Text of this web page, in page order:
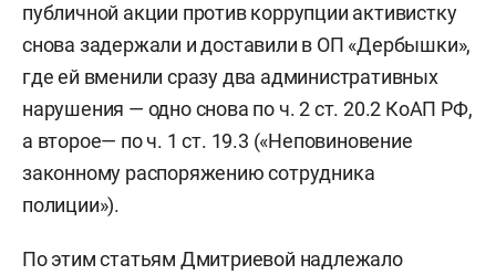
публичной акции против коррупции активистку
снова задержали и доставили в ОП «Дербышки»,
где ей вменили сразу два административных
нарушения — одно снова по ч. 2 ст. 20.2 КоАП РФ,
а второе— по ч. 1 ст. 19.3 («Неповиновение
законному распоряжению сотрудника
полиции»).
По этим статьям Дмитриевой надлежало